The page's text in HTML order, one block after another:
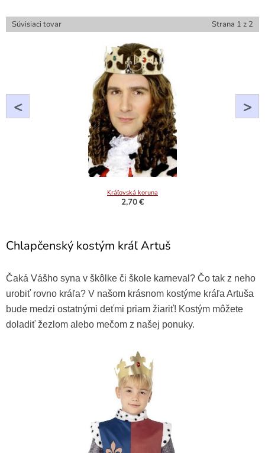
Súvisiaci tovar Strana 1 z 2
<
Kráľovská koruna
2,70 €
Kráľovské žezlo
3,50 €
>
Chlapčenský kostým kráľ Artuš
Čaká Vášho syna v škôlke či škole karneval? Čo tak z neho
urobiť rovno kráľa? V našom krásnom kostýme kráľa Artuša
bude medzi ostatnými deťmi priam žiariť! Kostým môžete
doladiť žezlom alebo mečom z našej ponuky.